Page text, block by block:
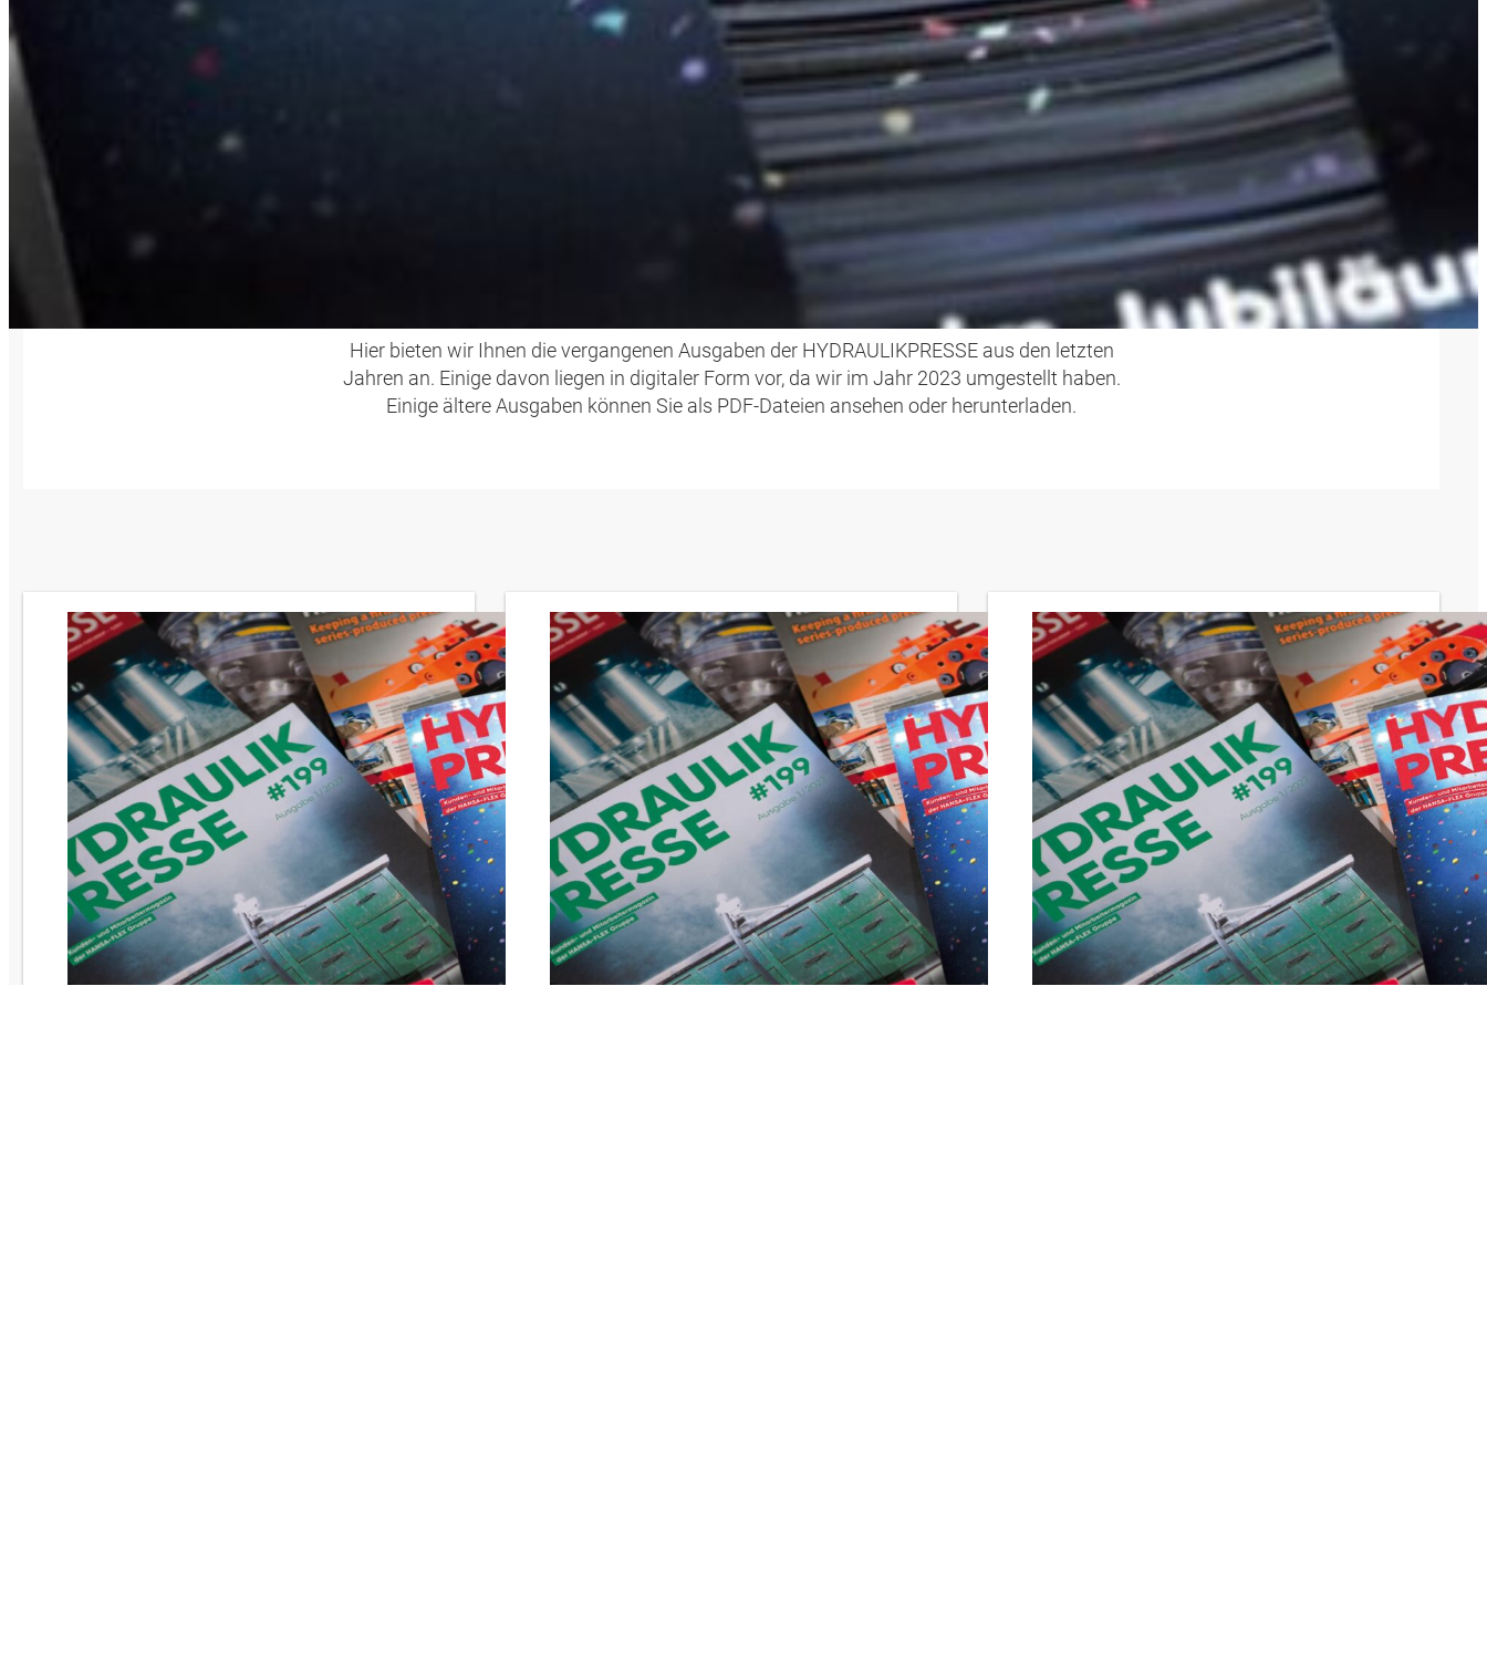
HYDRAULIKPRESSE ARCHIV
Hier bieten wir Ihnen die vergangenen Ausgaben der HYDRAULIKPRESSE aus den letzten
Jahren an. Einige davon liegen in digitaler Form vor, da wir im Jahr 2023 umgestellt haben.
Einige ältere Ausgaben können Sie als PDF-Dateien ansehen oder herunterladen.
2022
Heute stellt die
HYDRAULIKPRESSE
ein professionelles
Magazin dar, das
sich vornehmlich
mit den
Herausforderungen,
Lösungen und